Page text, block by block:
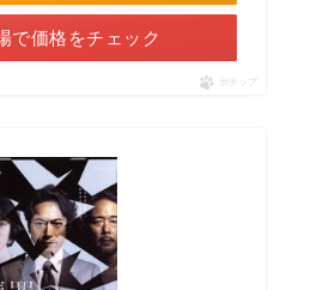
で価格をチェック
ポチップ